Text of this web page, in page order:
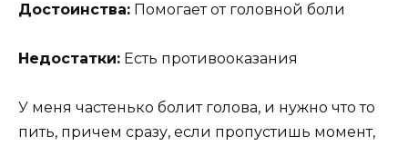
Достоинства: Помогает от головной боли
Недостатки: Есть противооказания
У меня частенько болит голова, и нужно что то
пить, причем сразу, если пропустишь момент,